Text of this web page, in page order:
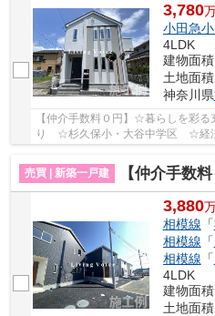
3,780
小田急
4LDK
建物面
土地面
神奈川県
【仲介手数料０円】☆暮らしを彩
り ☆杉久保小・大谷中学区 ☆経
売買 | 新築一戸建
【仲介手数料０円】海
3,880
相模線 「
相模線 「
相模線 「
4LDK
建物面
土地面